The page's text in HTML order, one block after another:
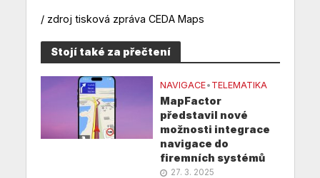
/ zdroj tisková zpráva CEDA Maps
Stojí také za přečtení
NAVIGACE• TELEMATIKA
MapFactor
představil nové
možnosti integrace
navigace do
firemních systémů
27. 3. 2025